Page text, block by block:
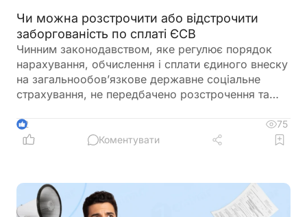
Чи можна розстрочити або відстрочити
заборгованість по сплаті ЄСВ
Чинним законодавством, яке регулює порядок
нарахування, обчислення і сплати єдиного внеску
на загальнообов’язкове державне соціальне
страхування, не передбачено розстрочення та
внеску
2
75
Коментувати